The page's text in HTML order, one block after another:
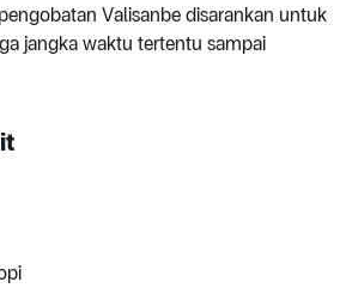
Valisanbe disarankan untuk
jangka waktu tertentu sampai